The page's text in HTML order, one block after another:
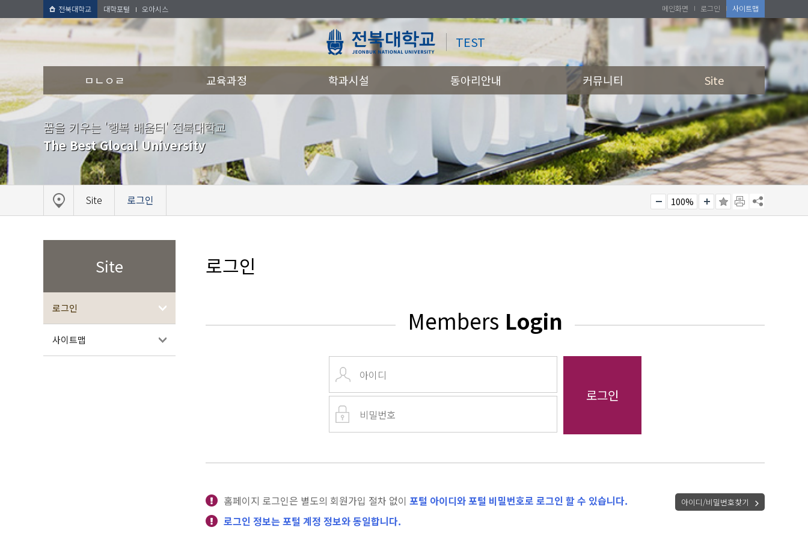
전북대학교 대학포털 오아시스
TEST
메인화면 로그인 사이트맵
ㅁㄴㅇㄹ 교육과정 학과시설 동아리안내 커뮤니티 Site
꿈을 키우는 '행복 배움터' 전북대학교
The Best Glocal University
Site 로그인 100%
Site
로그인
사이트맵
로그인
Members Login
홈페이지 로그인은 별도의 회원가입 절차 없이 포털 아이디와 포털 비밀번호로 로그인 할 수 있습니다.
로그인 정보는 포털 계정 정보와 동일합니다.
아이디/비밀번호찾기